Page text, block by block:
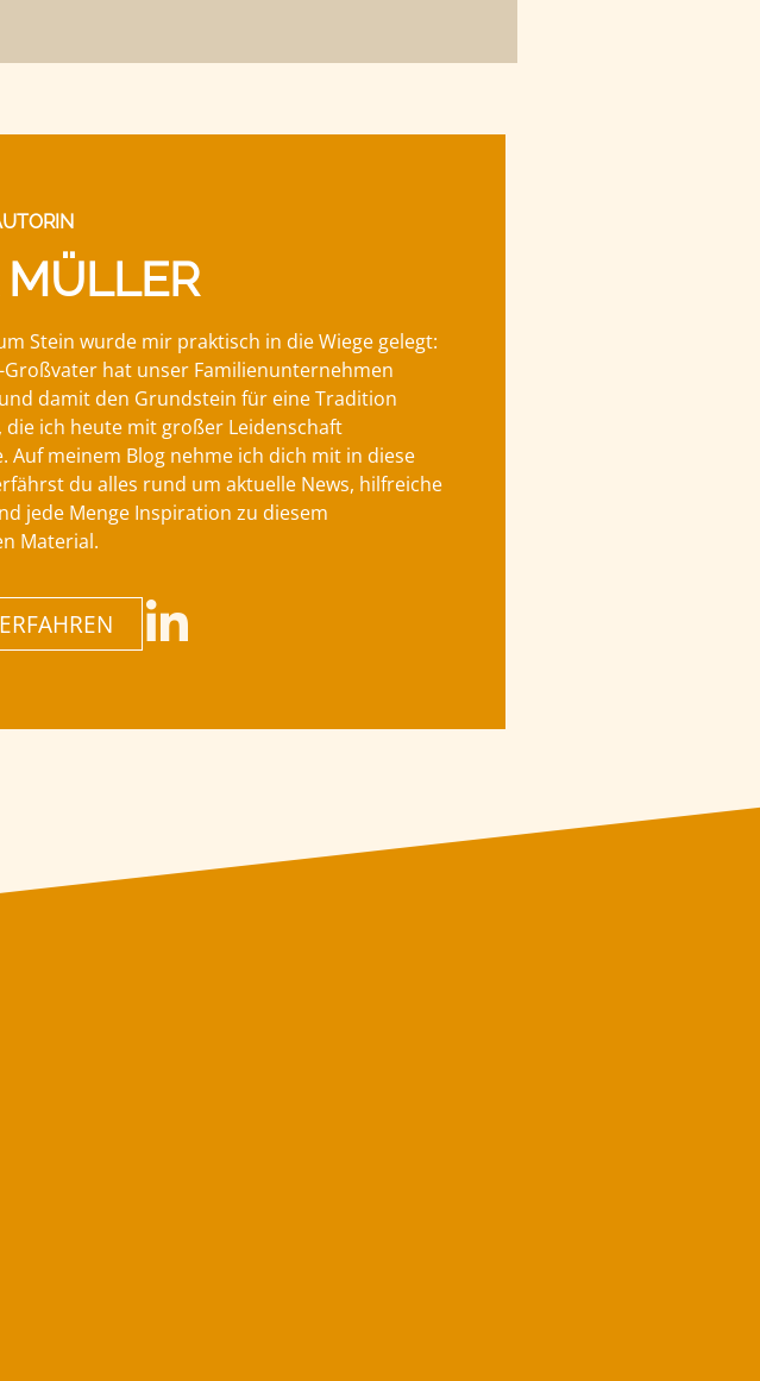
MÜLLER
Stein wurde mir praktisch in die Wiege gelegt:
Großvater hat unser Familienunternehmen
damit den Grundstein für eine Tradition
die ich heute mit großer Leidenschaft
Auf meinem Blog nehme ich dich mit in diese
du alles rund um aktuelle News, hilfreiche
jede Menge Inspiration zu diesem
Material.